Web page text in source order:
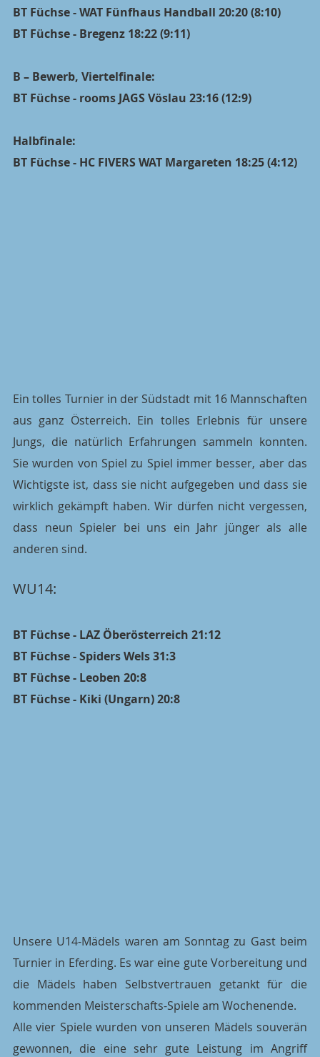
BT Füchse - WAT Fünfhaus Handball 20:20 (8:10)
BT Füchse - Bregenz 18:22 (9:11)
B – Bewerb, Viertelfinale:
BT Füchse - rooms JAGS Vöslau 23:16 (12:9)
Halbfinale:
BT Füchse - HC FIVERS WAT Margareten 18:25 (4:12)
Ein tolles Turnier in der Südstadt mit 16 Mannschaften
aus ganz Österreich. Ein tolles Erlebnis für unsere
Jungs, die natürlich Erfahrungen sammeln konnten.
Sie wurden von Spiel zu Spiel immer besser, aber das
Wichtigste ist, dass sie nicht aufgegeben und dass sie
wirklich gekämpft haben. Wir dürfen nicht vergessen,
dass neun Spieler bei uns ein Jahr jünger als alle
anderen sind.
WU14:
BT Füchse - LAZ Öberösterreich 21:12
BT Füchse - Spiders Wels 31:3
BT Füchse - Leoben 20:8
BT Füchse - Kiki (Ungarn) 20:8
Unsere U14-Mädels waren am Sonntag zu Gast beim
Turnier in Eferding. Es war eine gute Vorbereitung und
die Mädels haben Selbstvertrauen getankt für die
kommenden Meisterschafts-Spiele am Wochenende.
Alle vier Spiele wurden von unseren Mädels souverän
gewonnen, die eine sehr gute Leistung im Angriff